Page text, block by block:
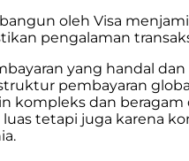
oleh Visa
pengalaman
yang handal
pembayaran
kompleks dan
luas tetapi juga karena